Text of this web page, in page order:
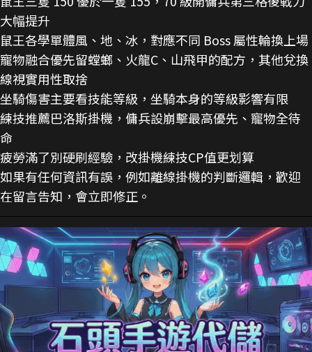
大幅提升
鼠王各學單體風、地、冰，對應不同 Boss 屬性輪換上場
寵物融合優先留螳螂、火龍C、山飛甲的配方，其他兌換
線視實用性取捨
坐騎傷害主要看技能等級，坐騎本身的等級影響有限
練技推薦巴洛斯掛機，傭兵設崩擊最高優先、寵物全待
命
疲勞滿了別硬刷經驗，改掛機練技CP值更划算
如果有任何資訊有誤，例如離線掛機的判斷邏輯，歡迎
在留言告知，會立即修正。